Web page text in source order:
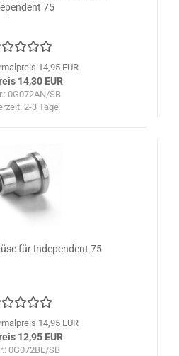
75
14,95 EUR
14,30 EUR
0G072AN/SB
2-3 Tage
für Independent 75
14,95 EUR
12,95 EUR
0G072BE/SB